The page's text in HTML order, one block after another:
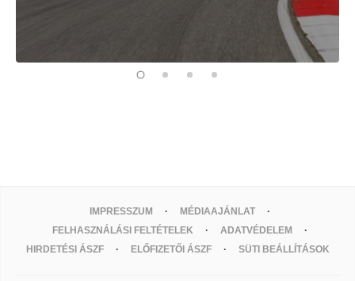
IMPRESSZUM
MÉDIAAJÁNLAT
FELHASZNÁLÁSI FELTÉTELEK
ADATVÉDELEM
HIRDETÉSI ÁSZF
ELŐFIZETŐI ÁSZF SÜTI BEÁLLÍTÁSOK